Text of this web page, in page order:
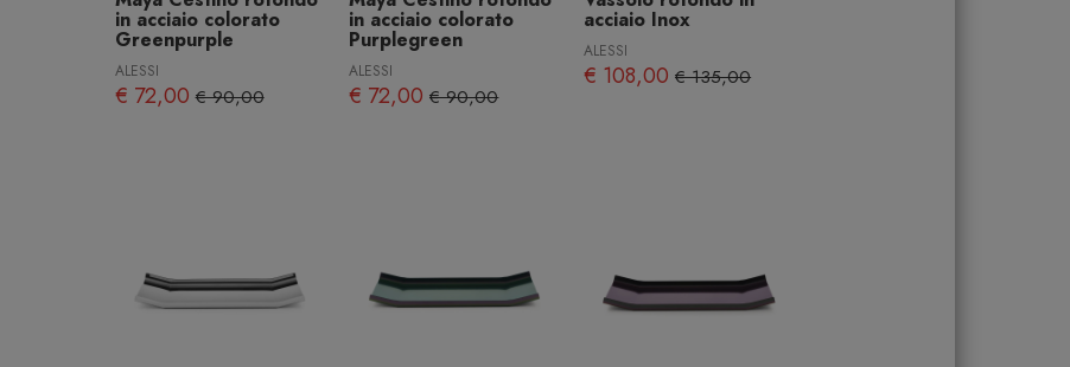
in acciaio colorato
Greenpurple
ALESSI
€ 72,00€ 90,00
in acciaio colorato
Purplegreen
ALESSI
€ 72,00€ 90,00
acciaio Inox
ALESSI
€ 108,00€ 135,00